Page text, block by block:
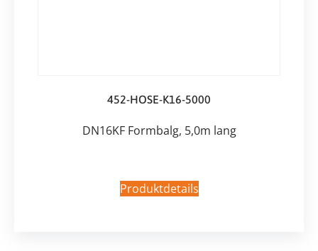
452-HOSE-K16-5000
DN16KF Formbalg, 5,0m lang
Produktdetails